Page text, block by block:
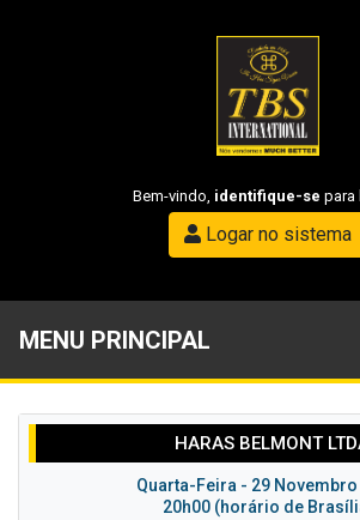
Bem-vindo, identifique-se para
Logar no sistema
MENU PRINCIPAL
HARAS BELMONT
Quarta-Feira - 29 Novembro
20h00 (horário de